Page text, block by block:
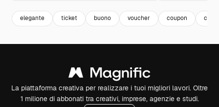
elegante ticket buono voucher coupon
La piattaforma creativa per realizzare i tuoi migliori lavori. Oltre
1 milione di abbonati tra creativi, imprese, agenzie e studi.